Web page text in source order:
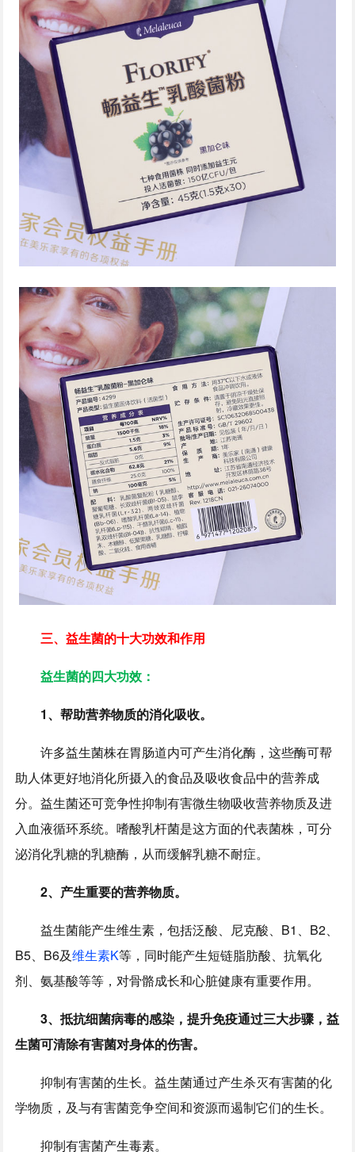
三、益生菌的十大功效和作用
益生菌的四大功效：
1、帮助营养物质的消化吸收。
许多益生菌株在胃肠道内可产生消化酶，这些酶可帮
助人体更好地消化所摄入的食品及吸收食品中的营养成
分。益生菌还可竞争性抑制有害微生物吸收营养物质及进
入血液循环系统。嗜酸乳杆菌是这方面的代表菌株，可分
泌消化乳糖的乳糖酶，从而缓解乳糖不耐症。
2、产生重要的营养物质。
益生菌能产生维生素，包括泛酸、尼克酸、B1、B2、
B5、B6及维生素K等，同时能产生短链脂肪酸、抗氧化
剂、氨基酸等等，对骨骼成长和心脏健康有重要作用。
3、抵抗细菌病毒的感染，提升免疫通过三大步骤，益
生菌可清除有害菌对身体的伤害。
抑制有害菌的生长。益生菌通过产生杀灭有害菌的化
学物质，及与有害菌竞争空间和资源而遏制它们的生长。
抑制有害菌产生毒素。